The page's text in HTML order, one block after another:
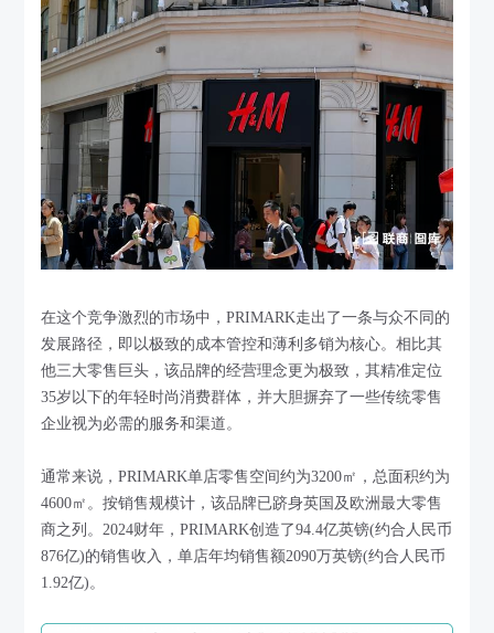
在这个竞争激烈的市场中，PRIMARK走出了一条与众不同的
发展路径，即以极致的成本管控和薄利多销为核心。相比其
他三大零售巨头，该品牌的经营理念更为极致，其精准定位
35岁以下的年轻时尚消费群体，并大胆摒弃了一些传统零售
企业视为必需的服务和渠道。
通常来说，PRIMARK单店零售空间约为3200㎡，总面积约为
4600㎡。按销售规模计，该品牌已跻身英国及欧洲最大零售
商之列。2024财年，PRIMARK创造了94.4亿英镑(约合人民币
876亿)的销售收入，单店年均销售额2090万英镑(约合人民币
1.92亿)。